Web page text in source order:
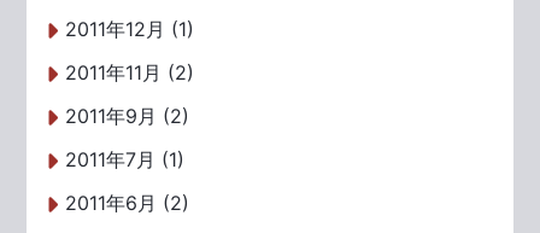
2011年12月 (1)
2011年11月 (2)
2011年9月 (2)
2011年7月 (1)
2011年6月 (2)